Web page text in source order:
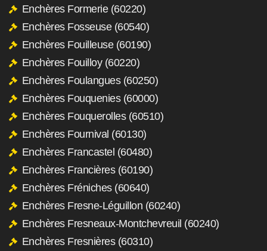
Enchères Formerie (60220)
Enchères Fosseuse (60540)
Enchères Fouilleuse (60190)
Enchères Fouilloy (60220)
Enchères Foulangues (60250)
Enchères Fouquenies (60000)
Enchères Fouquerolles (60510)
Enchères Fournival (60130)
Enchères Francastel (60480)
Enchères Francières (60190)
Enchères Fréniches (60640)
Enchères Fresne-Léguillon (60240)
Enchères Fresneaux-Montchevreuil (60240)
Enchères Fresnières (60310)